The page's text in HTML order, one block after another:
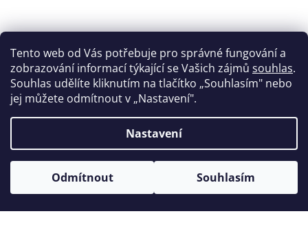
Tento web od Vás potřebuje pro správné fungování a
zobrazování informací týkající se Vašich zájmů souhlas.
Souhlas udělíte kliknutím na tlačítko „Souhlasím" nebo
jej můžete odmítnout v „Nastavení".
Nastavení
Odmítnout Souhlasím
Vytvořil Shoptet